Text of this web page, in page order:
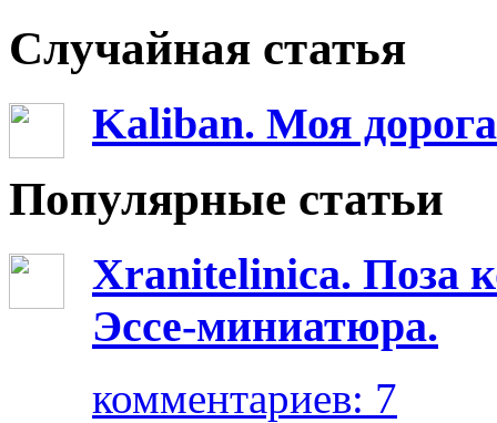
Случайная статья
Kaliban. Моя
Популярные статьи
Xranitelinica. Поза
Эссе-миниатюра.
комментариев: 7